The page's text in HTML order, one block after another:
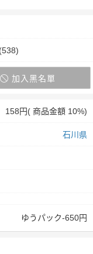
加入黑名單
158円( 商品金額 10%)
石川県
ゆうパック-650円